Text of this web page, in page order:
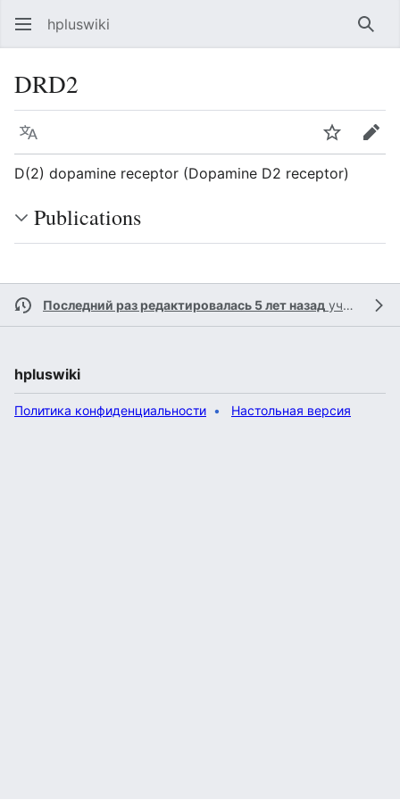
hpluswiki
DRD2
Язык Следить
D(2) dopamine receptor (Dopamine D2 receptor)
Publications
Последний раз редактировалась 5 лет назад участником
hpluswiki
Политика конфиденциальности Настольная версия